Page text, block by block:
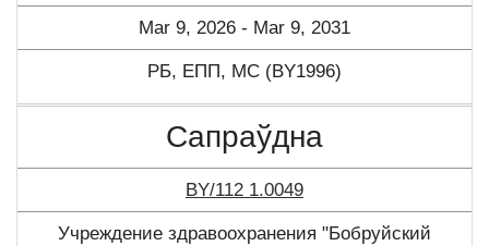
Mar 9, 2026 - Mar 9, 2031
РБ, ЕПП, МС (BY1996)
Сапраўдна
BY/112 1.0049
Учреждение здравоохранения "Бобруйский